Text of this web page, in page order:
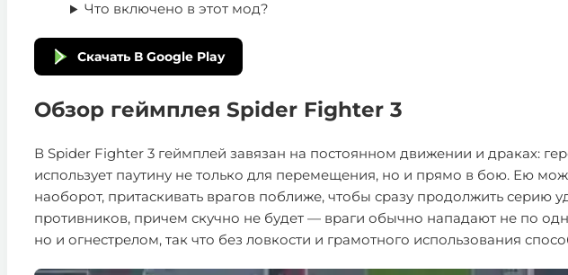
Что включено в этот мод?
Скачать В Google Play
Обзор геймплея Spider Fighter 3
В Spider Fighter 3 геймплей завязан на постоянном движении и драках:
использует паутину не только для перемещения, но и прямо в бою. Ею
наоборот, притаскивать врагов поближе, чтобы сразу продолжить серию
противников, причем скучно не будет — враги обычно нападают не по
но и огнестрелом, так что без ловкости и грамотного использования